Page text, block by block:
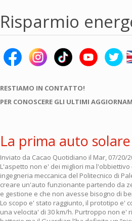
Risparmio
RESTIAMO IN CONTATTO!
PER CONOSCERE GLI ULTIMI
La prima auto
Inviato da Cacao Quotidiano il Mar, 07/20/
L'aspetto non e' dei migliori ma
ingegneria meccanica del Politecnico di
creare un'auto funzionante partendo da
e gestione e che non avesse bisogno di
Lo scopo e' stato raggiunto, il prototipo e'
una velocita' di 30 km/h. Purtroppo non